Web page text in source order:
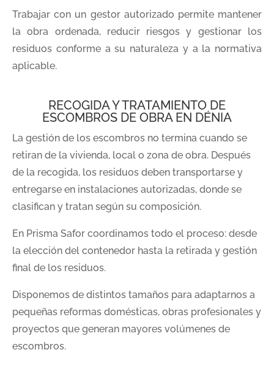
Trabajar con un gestor autorizado permite mantener
la obra ordenada, reducir riesgos y gestionar los
residuos conforme a su naturaleza y a la normativa
aplicable.
RECOGIDA Y TRATAMIENTO DE
ESCOMBROS DE OBRA EN DÉNIA
La gestión de los escombros no termina cuando se
retiran de la vivienda, local o zona de obra. Después
de la recogida, los residuos deben transportarse y
entregarse en instalaciones autorizadas, donde se
clasifican y tratan según su composición.
En Prisma Safor coordinamos todo el proceso: desde
la elección del contenedor hasta la retirada y gestión
final de los residuos.
Disponemos de distintos tamaños para adaptarnos a
pequeñas reformas domésticas, obras profesionales y
proyectos que generan mayores volúmenes de
escombros.